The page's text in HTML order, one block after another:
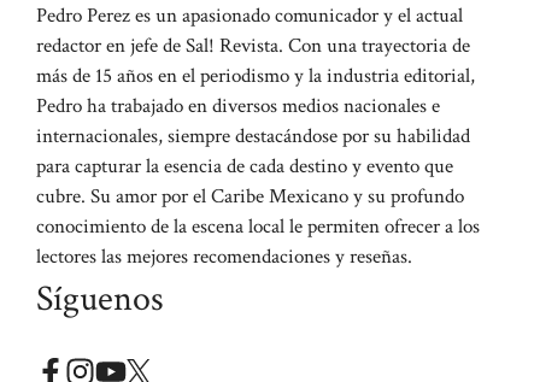
Pedro Perez es un apasionado comunicador y el actual
redactor en jefe de Sal! Revista. Con una trayectoria de
más de 15 años en el periodismo y la industria editorial,
Pedro ha trabajado en diversos medios nacionales e
internacionales, siempre destacándose por su habilidad
para capturar la esencia de cada destino y evento que
cubre. Su amor por el Caribe Mexicano y su profundo
conocimiento de la escena local le permiten ofrecer a los
lectores las mejores recomendaciones y reseñas.
Síguenos